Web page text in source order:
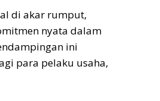
di akar rumput,
nyata dalam
ini
para pelaku usaha,